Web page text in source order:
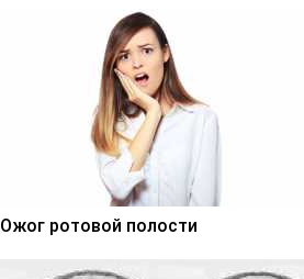
Ожог ротовой полости